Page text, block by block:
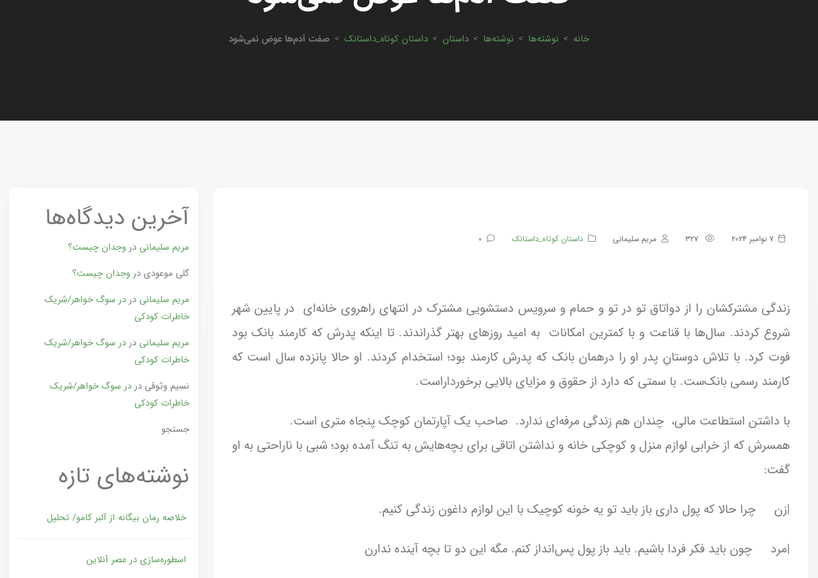
خانه > نوشته‌ها > نوشته‌ها > داستان > داستان کوتاه_داستانک > صفت آدم‌ها عوض نمی‌شود
7 نوامبر 2024 مریم سلیمانی داستان کوتاه_داستانک 0
زندگی مشترکشان را از دواتاق تو در تو و حمام و سرویس دستشویی مشترک در انتهای راهروی خانه‌ای در پایین شهر
شروع کردند. سال‌ها با قناعت و با کمترین امکانات به امید روزهای بهتر گذراندند. تا اینکه پدرش که کارمند بانک بود
فوت کرد. با تلاش دوستانِ پدر او را درهمان بانک که پدرش کارمند بود؛ استخدام کردند. او حالا پانزده سال است که
کارمند رسمی بانک‌ست. با سمتی که دارد از حقوق و مزایای بالایی برخورداراست.
با داشتن استطاعت مالی، چندان هم زندگی مرفه‌ای ندارد. صاحب یک آپارتمان کوچک پنجاه متری است.
همسرش که از خرابی لوازم منزل و کوچکی خانه و نداشتن اتاقی برای بچه‌هایش به تنگ آمده بود؛ شبی با ناراحتی به او
گفت:
|زن چرا حالا که پول داری باز باید تو یه خونه کوچیک با این لوازم داغون زندگی کنیم.
|مرد چون باید فکر فردا باشیم. باید باز پول پس‌انداز کنم. مگه این دو تا بچه آینده ندارن
آخرین دیدگاه‌ها
مریم سلیمانی دروجدان چیست؟
گلی موعودی دروجدان چیست؟
مریم سلیمانی دردر سوگ خواهر/شریک
خاطرات کودکی
مریم سلیمانی دردر سوگ خواهر/شریک
خاطرات کودکی
نسیم وثوقی دردر سوگ خواهر/شریک
خاطرات کودکی
جستجو
نوشته‌های تازه
خلاصه رمان بیگانه از آلبر کامو/ تحلیل
اسطوره‌سازی در عصر آنلاین